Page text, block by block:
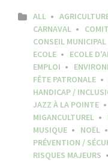
ALL
CARNAVAL
CONSEIL MUNICIPAL
ECOLE
ECOLE
EMPLOI
FÊTE PATRONALE
HANDICAP /
JAZZ À LA POINTE
MIGANCULTUREL
MUSIQUE
NOËL
PRÉVENTION /
RISQUES MAJEURS